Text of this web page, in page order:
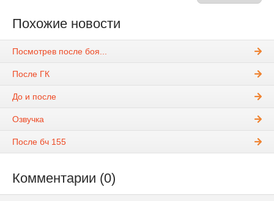
Похожие новости
Посмотрев после боя...
После ГК
До и после
Озвучка
После бч 155
Комментарии (0)